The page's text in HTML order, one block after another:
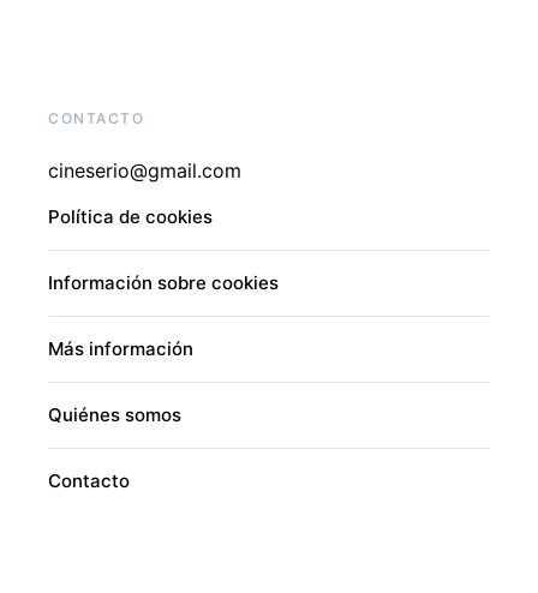
CONTACTO
cineserio@gmail.com
Política de cookies
Información sobre cookies
Más información
Quiénes somos
Contacto